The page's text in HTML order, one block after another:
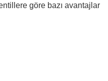
göre bazı avantajlar